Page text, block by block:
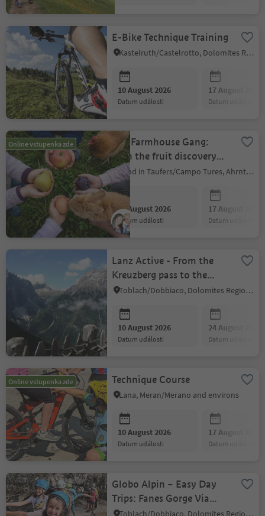
E-Bike Technique Training
Kastelruth/Castelrotto, Dolomites Region Seiser Alm
10 August 2026
datum události
17 August 2026
datum události
Online vstupenka zde
The Farmhouse Gang:
Join the fruit discovery
adventure!
Sand in Taufers/Campo Tures, Ahrntal/Valle Aurina
10 August 2026
datum události
17 August 2026
datum události
Lanz Active - From the
Kreuzberg pass to the
Rotwand meadows
Toblach/Dobbiaco, Dolomites Region 3 Zinnen
10 August 2026
datum události
24 August 2026
datum události
Online vstupenka zde Technique Course
Lana, Meran/Merano and environs
10 August 2026
datum události
17 August 2026
datum události
Globo Alpin – Easy Day
Trips: Fanes Gorge Via
Ferrata Tour
Toblach/Dobbiaco, Dolomites Region 3 Zinnen